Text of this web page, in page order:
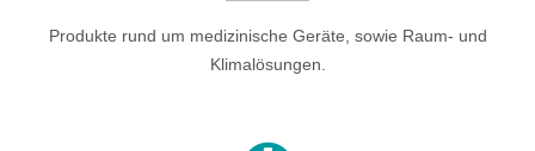
Produkte rund um medizinische Geräte, sowie Raum- und
Klimalösungen.